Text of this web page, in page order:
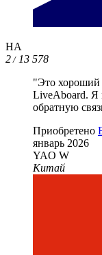
HA
2/13 578
"Это хороший
LiveAboard. Я
обратную
Приобретено
январь 2026
YAO W
Китай